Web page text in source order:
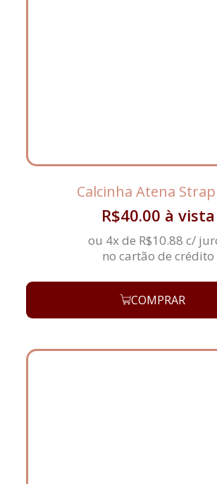
Calcinha Atena
R$40.00 à vista
ou 4x de R$10.88 c/
no cartão de crédito
COMPRAR